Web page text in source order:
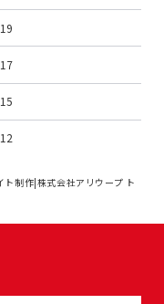
ト制作|株式会社アリウープ ト